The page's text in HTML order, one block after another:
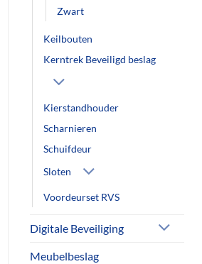
Zwart
Keilbouten
Kerntrek Beveiligd beslag
Kierstandhouder
Scharnieren
Schuifdeur
Sloten
Voordeurset RVS
Digitale Beveiliging
Meubelbeslag